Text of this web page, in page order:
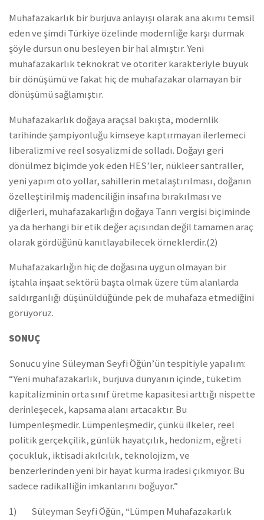
Muhafazakarlık bir burjuva anlayışı olarak ana akımı temsil
eden ve şimdi Türkiye özelinde modernliğe karşı durmak
şöyle dursun onu besleyen bir hal almıştır. Yeni
muhafazakarlık teknokrat ve otoriter karakteriyle büyük
bir dönüşümü ve fakat hiç de muhafazakar olamayan bir
dönüşümü sağlamıştır.
Muhafazakarlık doğaya araçsal bakışta, modernlik
tarihinde şampiyonluğu kimseye kaptırmayan ilerlemeci
liberalizmi ve reel sosyalizmi de solladı. Doğayı geri
dönülmez biçimde yok eden HES’ler, nükleer santraller,
yeni yapım oto yollar, sahillerin metalaştırılması, doğanın
özelleştirilmiş madenciliğin insafına bırakılması ve
diğerleri, muhafazakarlığın doğaya Tanrı vergisi biçiminde
ya da herhangi bir etik değer açısından değil tamamen araç
olarak gördüğünü kanıtlayabilecek örneklerdir.(2)
Muhafazakarlığın hiç de doğasına uygun olmayan bir
iştahla inşaat sektörü başta olmak üzere tüm alanlarda
saldırganlığı düşünüldüğünde pek de muhafaza etmediğini
görüyoruz.
SONUÇ
Sonucu yine Süleyman Seyfi Öğün’ün tespitiyle yapalım:
“Yeni muhafazakarlık, burjuva dünyanın içinde, tüketim
kapitalizminin orta sınıf üretme kapasitesi arttığı nispette
derinleşecek, kapsama alanı artacaktır. Bu
lümpenleşmedir. Lümpenleşmedir, çünkü ilkeler, reel
politik gerçekçilik, günlük hayatçılık, hedonizm, eğreti
çocukluk, iktisadi akılcılık, teknolojizm, ve
benzerlerinden yeni bir hayat kurma iradesi çıkmıyor. Bu
sadece radikalliğin imkanlarını boğuyor.”
1) Süleyman Seyfi Öğün, “Lümpen Muhafazakarlık